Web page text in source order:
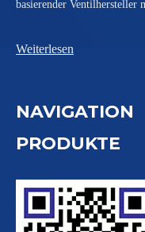
basierender Ventilhersteller
Weiterlesen
NAVIGATION
PRODUKTE